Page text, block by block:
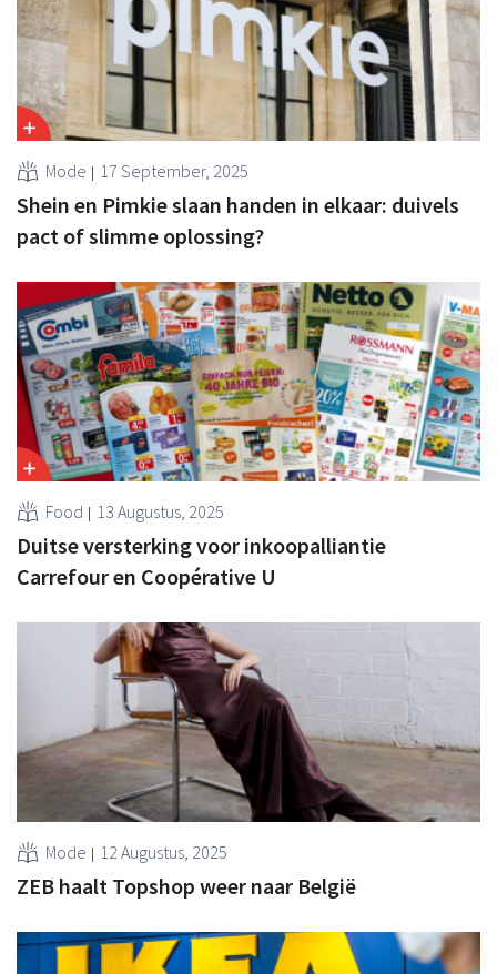
Mode 17 September, 2025
Shein en Pimkie slaan handen in elkaar: duivels
pact of slimme oplossing?
Food 13 Augustus, 2025
Duitse versterking voor inkoopalliantie
Carrefour en Coopérative U
Mode 12 Augustus, 2025
ZEB haalt Topshop weer naar België